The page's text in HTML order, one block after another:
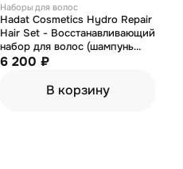
Наборы для волос
Hadat Cosmetics Hydro Repair
Hair Set - Восстанавливающий
набор для волос (шампунь
Hydro Intensive Repair
Deep Repair Hair Treatment
70мл + кондиционер Hydro
6 200 ₽
В корзину